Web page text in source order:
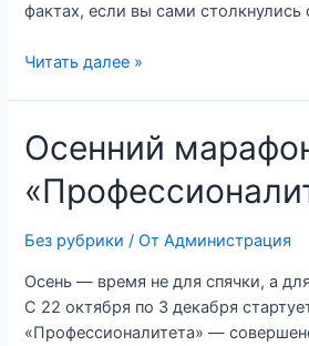
фактах, если вы сами столкнулись
Читать далее »
Осенний
Без рубрики / От Администрация
Осень — время не для спячки, а
С 22 октября по 3 декабря
«Профессионалитета» —